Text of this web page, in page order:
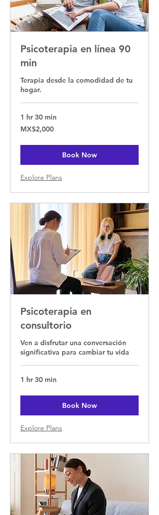
Psicoterapia en línea 90
min
Terapia desde la comodidad de tu
hogar.
1 hr 30 min
2,000
Mexican
MX$2,000
Book Now
Explore Plans
Psicoterapia en
consultorio
Ven a disfrutar una conversación
significativa para cambiar tu vida
1 hr 30 min
Book Now
Explore Plans